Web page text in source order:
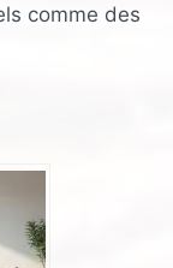
comme des